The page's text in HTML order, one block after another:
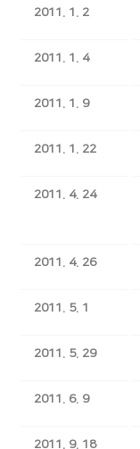
2011. 1. 2
2011. 1. 4
2011. 1. 9
2011. 1. 22
2011. 4. 24
2011. 4. 26
2011. 5. 1
2011. 5. 29
2011. 6. 9
2011. 9. 18